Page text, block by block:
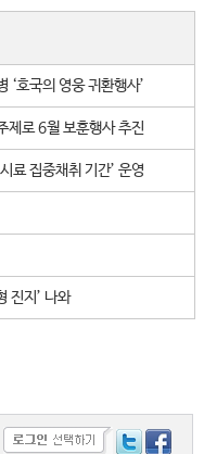
호국의 영웅 귀환행사’
제로 6월 보훈행사 추진
료 집중채취 기간’ 운영
진지’ 나와